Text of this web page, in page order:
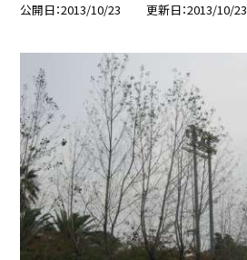
公開日 2013/10/23 更新日 2013/10/23